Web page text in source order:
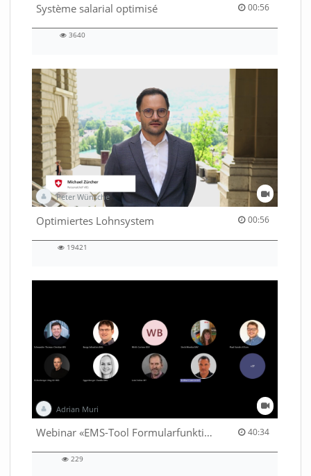
Système salarial optimisé 00:56
00:56 duration
3640
Peter Wünsche
Optimiertes Lohnsystem 00:56
00:56 duration
19421
Adrian Muri
Webinar «EMS-Tool Formularfunktion» 40:34
40:34 duration
229